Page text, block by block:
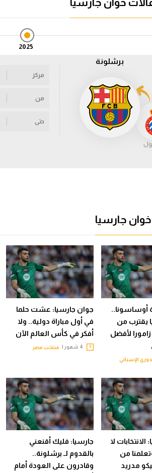
2025
برشلونة
مركز
من
حتى
خوان جارسيا
أوساسونا..
يقترب من
لأفضل
الإسباني
جوان جارسيا: عشت حلما
في أول مباراة دولية.. ولا
أفكر في كأس العالم الآن
منتخب مصر
لا
من
مدريد
جارسيا: فليك أقنعني
بالقدوم لـ برشلونة..
وقادرون على العودة أمام